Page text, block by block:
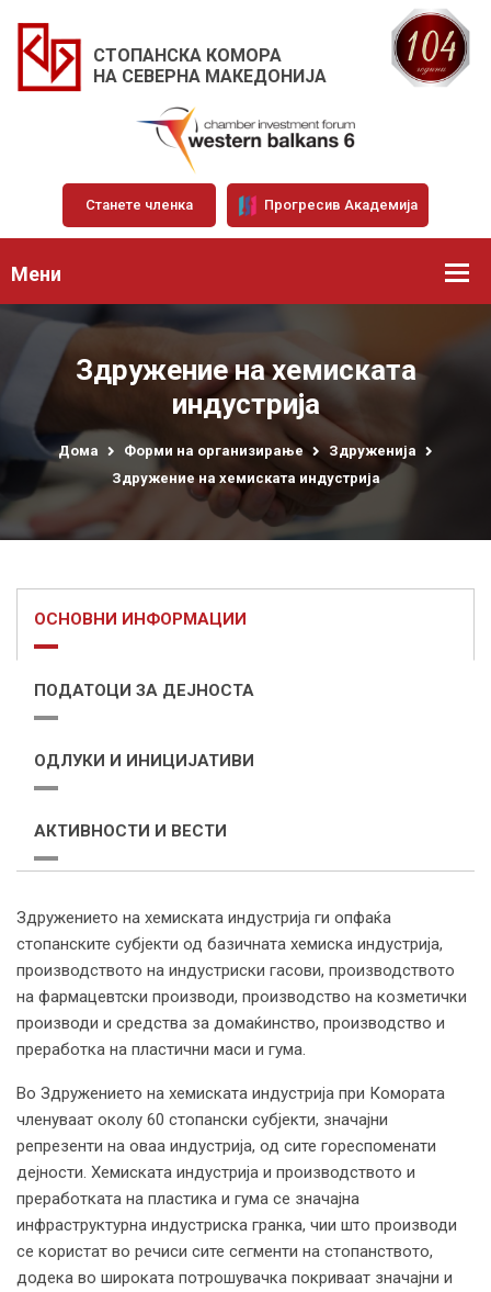
СТОПАНСКА КОМОРА
НА СЕВЕРНА МАКЕДОНИЈА
Станете членка Прогресив Академија
Мени
Здружение на хемиската
индустрија
Дома Форми на организирање
Здруженија
Здружение на хемиската индустрија
ОСНОВНИ ИНФОРМАЦИИ
ПОДАТОЦИ ЗА ДЕЈНОСТА
ОДЛУКИ И ИНИЦИЈАТИВИ
АКТИВНОСТИ И ВЕСТИ
Здружението на хемиската индустрија ги опфаќа
стопанските субјекти од базичната хемиска индустрија,
производството на индустриски гасови, производството
на фармацевтски производи, производство на козметички
производи и средства за домаќинство, производство и
преработка на пластични маси и гума.
Во Здружението на хемиската индустрија при Комората
членуваат околу 60 стопански субјекти, значајни
репрезенти на оваа индустрија, од сите гореспоменати
дејности. Хемиската индустрија и производството и
преработката на пластика и гума се значајна
инфраструктурна индустриска гранка, чии што производи
се користат во речиси сите сегменти на стопанството,
додека во широката потрошувачка покриваат значајни и